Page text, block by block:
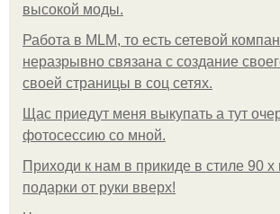
высокой моды.
Работа в MLM, то есть сетевой
неразрывно связана с создание
своей страницы в соц сетях.
Щас приедут меня выкупать а тут
фотосессию со мной.
Приходи к нам в прикиде в стиле 90 х
подарки от руки вверх!